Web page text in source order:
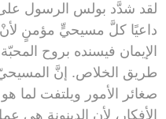
لقد شدَّد بولس الرسول على
داعيًا كلَّ مسيحيٍّ مؤمنٍ
الإيمان فيسنده بروح
طريق الخلاص. إنَّ
صغائر الأمور ويلتفت لما هو
الأفكار، لأن الدينونة هي